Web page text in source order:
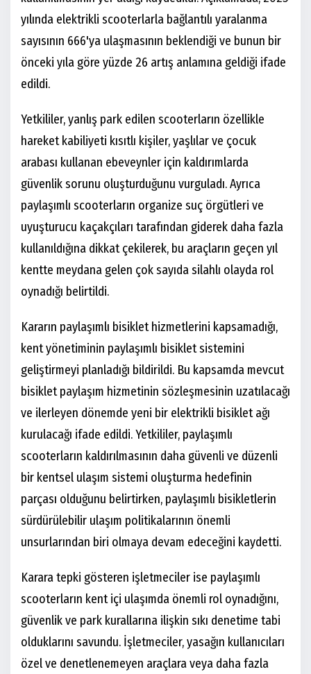
yılında elektrikli scooterlarla bağlantılı yaralanma
sayısının 666'ya ulaşmasının beklendiği ve bunun bir
önceki yıla göre yüzde 26 artış anlamına geldiği ifade
edildi.
Yetkililer, yanlış park edilen scooterların özellikle
hareket kabiliyeti kısıtlı kişiler, yaşlılar ve çocuk
arabası kullanan ebeveynler için kaldırımlarda
güvenlik sorunu oluşturduğunu vurguladı. Ayrıca
paylaşımlı scooterların organize suç örgütleri ve
uyuşturucu kaçakçıları tarafından giderek daha fazla
kullanıldığına dikkat çekilerek, bu araçların geçen yıl
kentte meydana gelen çok sayıda silahlı olayda rol
oynadığı belirtildi.
Kararın paylaşımlı bisiklet hizmetlerini kapsamadığı,
kent yönetiminin paylaşımlı bisiklet sistemini
geliştirmeyi planladığı bildirildi. Bu kapsamda mevcut
bisiklet paylaşım hizmetinin sözleşmesinin uzatılacağı
ve ilerleyen dönemde yeni bir elektrikli bisiklet ağı
kurulacağı ifade edildi. Yetkililer, paylaşımlı
scooterların kaldırılmasının daha güvenli ve düzenli
bir kentsel ulaşım sistemi oluşturma hedefinin
parçası olduğunu belirtirken, paylaşımlı bisikletlerin
sürdürülebilir ulaşım politikalarının önemli
unsurlarından biri olmaya devam edeceğini kaydetti.
Karara tepki gösteren işletmeciler ise paylaşımlı
scooterların kent içi ulaşımda önemli rol oynadığını,
güvenlik ve park kurallarına ilişkin sıkı denetime tabi
olduklarını savundu. İşletmeciler, yasağın kullanıcıları
özel ve denetlenemeyen araçlara veya daha fazla